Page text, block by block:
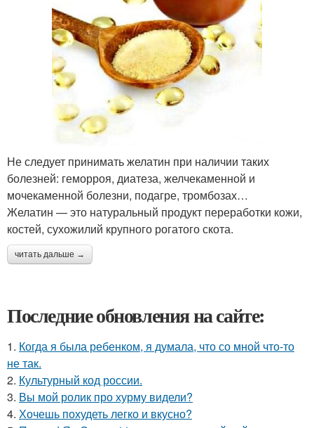
Не следует принимать желатин при наличии таких
болезней: геморроя, диатеза, желчекаменной и
мочекаменной болезни, подагре, тромбозах…
Желатин — это натуральный продукт переработки кожи,
костей, сухожилий крупного рогатого скота.
читать дальше →
Последние обновления на сайте:
1. Когда я была ребенком, я думала, что со мной что-то
не так.
2. Культурный код россии.
3. Вы мой ролик про хурму видели?
4. Хочешь похудеть легко и вкусно?